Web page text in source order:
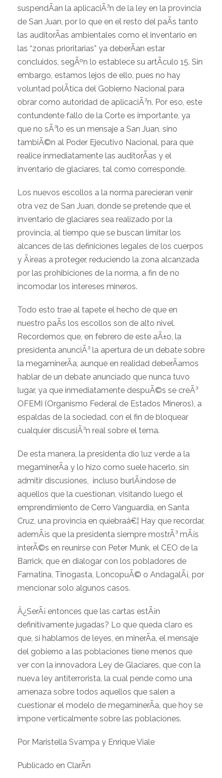
suspendÃ­an la aplicaciÃ³n de la ley en la provincia
de San Juan, por lo que en el resto del paÃ­s tanto
las auditorÃ­as ambientales como el inventario en
las “zonas prioritarias” ya deberÃ­an estar
concluidos, segÃºn lo establece su artÃ­culo 15. Sin
embargo, estamos lejos de ello, pues no hay
voluntad polÃ­tica del Gobierno Nacional para
obrar como autoridad de aplicaciÃ³n. Por eso, este
contundente fallo de la Corte es importante, ya
que no sÃ³lo es un mensaje a San Juan, sino
tambiÃ©n al Poder Ejecutivo Nacional, para que
realice inmediatamente las auditorÃ­as y el
inventario de glaciares, tal como corresponde.
Los nuevos escollos a la norma parecieran venir
otra vez de San Juan, donde se pretende que el
inventario de glaciares sea realizado por la
provincia, al tiempo que se buscan limitar los
alcances de las definiciones legales de los cuerpos
y Ã¡reas a proteger, reduciendo la zona alcanzada
por las prohibiciones de la norma, a fin de no
incomodar los intereses mineros.
Todo esto trae al tapete el hecho de que en
nuestro paÃ­s los escollos son de alto nivel.
Recordemos que, en febrero de este aÃ±o, la
presidenta anunciÃ³ la apertura de un debate sobre
la megaminerÃ­a, aunque en realidad deberÃ­amos
hablar de un debate anunciado que nunca tuvo
lugar, ya que inmediatamente despuÃ©s se creÃ³
OFEMI (Organismo Federal de Estados Mineros), a
espaldas de la sociedad, con el fin de bloquear
cualquier discusiÃ³n real sobre el tema.
De esta manera, la presidenta dio luz verde a la
megaminerÃ­a y lo hizo como suele hacerlo, sin
admitir discusiones, incluso burlÃ¡ndose de
aquellos que la cuestionan, visitando luego el
emprendimiento de Cerro Vanguardia, en Santa
Cruz, una provincia en quiebraâ€¦ Hay que recordar,
ademÃ¡s que la presidenta siempre mostrÃ³ mÃ¡s
interÃ©s en reunirse con Peter Munk, el CEO de la
Barrick, que en dialogar con los pobladores de
Famatina, Tinogasta, LoncopuÃ© o AndagalÃ¡, por
mencionar solo algunos casos.
Â¿SerÃ¡ entonces que las cartas estÃ¡n
definitivamente jugadas? Lo que queda claro es
que, si hablamos de leyes, en minerÃ­a, el mensaje
del gobierno a las poblaciones tiene menos que
ver con la innovadora Ley de Glaciares, que con la
nueva ley antiterrorista, la cual pende como una
amenaza sobre todos aquellos que salen a
cuestionar el modelo de megaminerÃ­a, que hoy se
impone verticalmente sobre las poblaciones.
Por Maristella Svampa y Enrique Viale
Publicado en ClarÃ­n